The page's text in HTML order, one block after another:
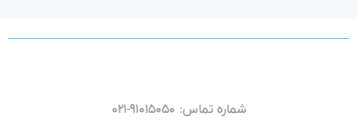
شماره تماس: ۹۱۰۱۵۰۵۰-۰۲۱